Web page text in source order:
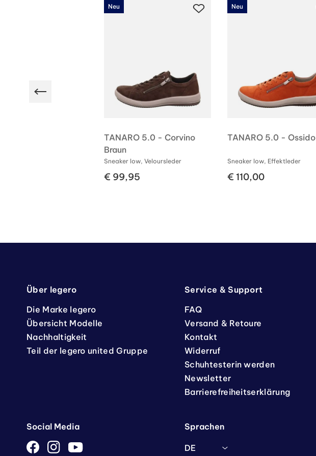
Neu
TANARO 5.0 - Corvino
Braun
Sneaker low, Veloursleder
€ 99,95
Neu
TANARO 5.0 - Ossido
Sneaker low, Effektleder
€ 110,00
Über legero
Die Marke legero
Übersicht Modelle
Nachhaltigkeit
Teil der legero united Gruppe
Service & Support
FAQ
Versand & Retoure
Kontakt
Widerruf
Schuhtesterin werden
Newsletter
Barrierefreiheitserklärung
Social Media Sprachen
DE